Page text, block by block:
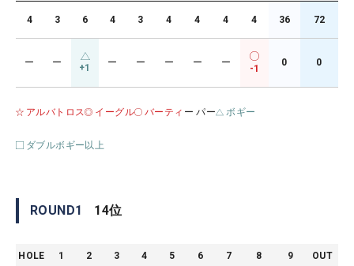
4 3 6 4 3 4 4 4 4 36 72
ー ー +1 ー ー ー ー ー
-1
0 0
アルバトロス イーグル バーティ ー パー ボギー
ダブルボギー以上
ROUND1 14位
HOLE 1 2 3 4 5 6 7 8 9 OUT